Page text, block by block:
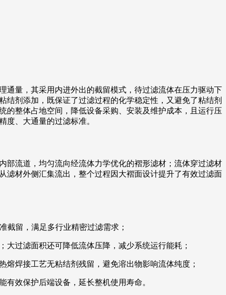
通量，其采用内进外出的截留模式，待过滤流体在压力驱动下
剂添加，既保证了过滤过程的化学稳定性，又避免了粘结剂
的整体占地空间，降低设备采购、安装及维护成本，且运行压
度、大通量的过滤标准。
部流道，均匀流向经流体力学优化的褶形滤材；流体穿过滤材
滤材外侧汇集流出，整个过程因大褶面设计提升了有效过滤面
截留，满足多行业精密过滤需求；
过滤面积还可降低流体压降，减少系统运行能耗；
焊接工艺无粘结剂残留，避免溶出物影响流体纯度；
效保护后端设备，延长整机使用寿命。